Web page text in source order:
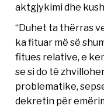
aktgjykimi dhe
“Duhet ta thërras
ka fituar më së
fitues relative, e
se si do të
problematike,
dekretin për